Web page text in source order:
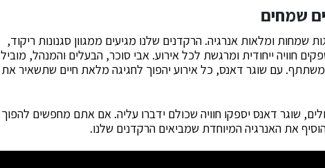
שמחים
שמחות ומלאות אנרגיה. הרקדנים שלנו מגיעים ממגוון סגנונות ריקוד,
חוויה ייחודית ומרגשת לכל אירוע. אבי סוכר, הבעלים והמנהל, מוביל
עם שוגר דאנס, כל אירוע יהפוך לחגיגה מלאת חיים שתשאיר את
שוגר דאנס יספקו חוויה שכולם ידברו עליה. אם אתם מחפשים להפוך
את האנרגיה המיוחדת שמביאים הרקדנים שלנו.